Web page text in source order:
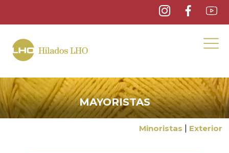
MAYORISTAS
Minoristas Exterior